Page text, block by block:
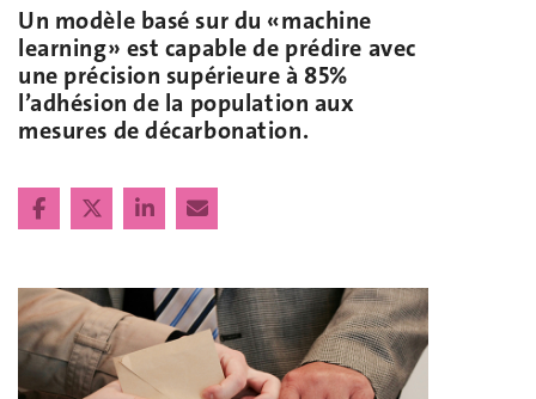
Un modèle basé sur du «machine
learning» est capable de prédire avec
une précision supérieure à 85%
l’adhésion de la population aux
mesures de décarbonation.